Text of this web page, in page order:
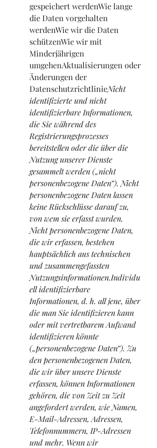
gespeichert werdenWie lange
die Daten vorgehalten
werdenWie wir die Daten
schützenWie wir mit
Minderjährigen
umgehenAktualisierungen oder
Änderungen der
DatenschutzrichtlinieNicht
identifizierte und nicht
identifizierbare Informationen,
die Sie während des
Registrierungsprozesses
bereitstellen oder die über die
Nutzung unserer Dienste
gesammelt werden („nicht
personenbezogene Daten“). Nicht
personenbezogene Daten lassen
keine Rückschlüsse darauf zu,
von wem sie erfasst wurden.
Nicht personenbezogene Daten,
die wir erfassen, bestehen
hauptsächlich aus technischen
und zusammengefassten
Nutzungsinformationen.Individu
ell identifizierbare
Informationen, d. h. all jene, über
die man Sie identifizieren kann
oder mit vertretbarem Aufwand
identifizieren könnte
(„personenbezogene Daten“). Zu
den personenbezogenen Daten,
die wir über unsere Dienste
erfassen, können Informationen
gehören, die von Zeit zu Zeit
angefordert werden, wie Namen,
E-Mail-Adressen, Adressen,
Telefonnummern, IP-Adressen
und mehr. Wenn wir